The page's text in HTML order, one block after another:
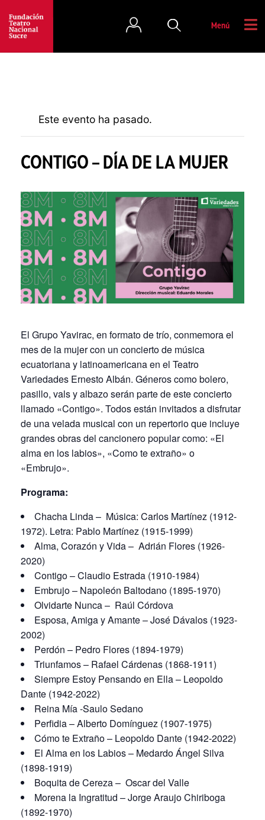
Menú
Este evento ha pasado.
CONTIGO – DÍA DE LA MUJER
El Grupo Yavirac, en formato de trío, conmemora el
mes de la mujer con un concierto de música
ecuatoriana y latinoamericana en el Teatro
Variedades Ernesto Albán. Géneros como bolero,
pasillo, vals y albazo serán parte de este concierto
llamado «Contigo». Todos están invitados a disfrutar
de una velada musical con un repertorio que incluye
grandes obras del cancionero popular como: «El
alma en los labios», «Como te extraño» o
«Embrujo».
Programa:
Chacha Linda – Música: Carlos Martínez (1912-
1972). Letra: Pablo Martínez (1915-1999)
Alma, Corazón y Vida – Adrián Flores (1926-
2020)
Contigo – Claudio Estrada (1910-1984)
Embrujo – Napoleón Baltodano (1895-1970)
Olvidarte Nunca – Raúl Córdova
Esposa, Amiga y Amante – José Dávalos (1923-
2002)
Perdón – Pedro Flores (1894-1979)
Triunfamos – Rafael Cárdenas (1868-1911)
Siempre Estoy Pensando en Ella – Leopoldo
Dante (1942-2022)
Reina Mía -Saulo Sedano
Perfidia – Alberto Domínguez (1907-1975)
Cómo te Extraño – Leopoldo Dante (1942-2022)
El Alma en los Labios – Medardo Ángel Silva
(1898-1919)
Boquita de Cereza – Oscar del Valle
Morena la Ingratitud – Jorge Araujo Chiriboga
(1892-1970)